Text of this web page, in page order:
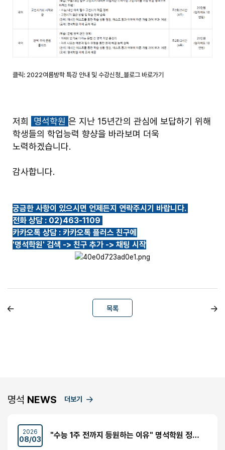
클릭: 2022여름방학 특강 안내 및 수강신청_블로그 바로가기
저희 명석학원 은 지난 15년간의 관심에 보답하기 위해
학생들의 학업능력 향샹을 바라보며 더욱
노력하겠습니다.
감사합니다.
궁금한 사항이 있으시면 언제든지 연락주시기 바랍니다.
전화 상담 : 02)463-1109
카카오톡 상담 : 카카오톡 플러스 친구에
'명석학원' 검색 -> 친구 추가 -> 채팅 시작
목록
명석 NEWS 더보기
2026
08/03 "수능 1주 전까지 등원하는 이유" 명석학원 정시반 개강 안내 (성수고·경일고·무학여고·대광고 등)